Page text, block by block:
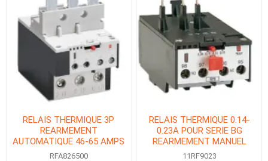
RELAIS THERMIQUE 3P
REARMEMENT
AUTOMATIQUE 46-65 AMPS
POUR BF40-BF80
RFA826500
RELAIS THERMIQUE 0.14-
0.23A POUR SERIE BG
REARMEMENT MANUEL
11RF9023